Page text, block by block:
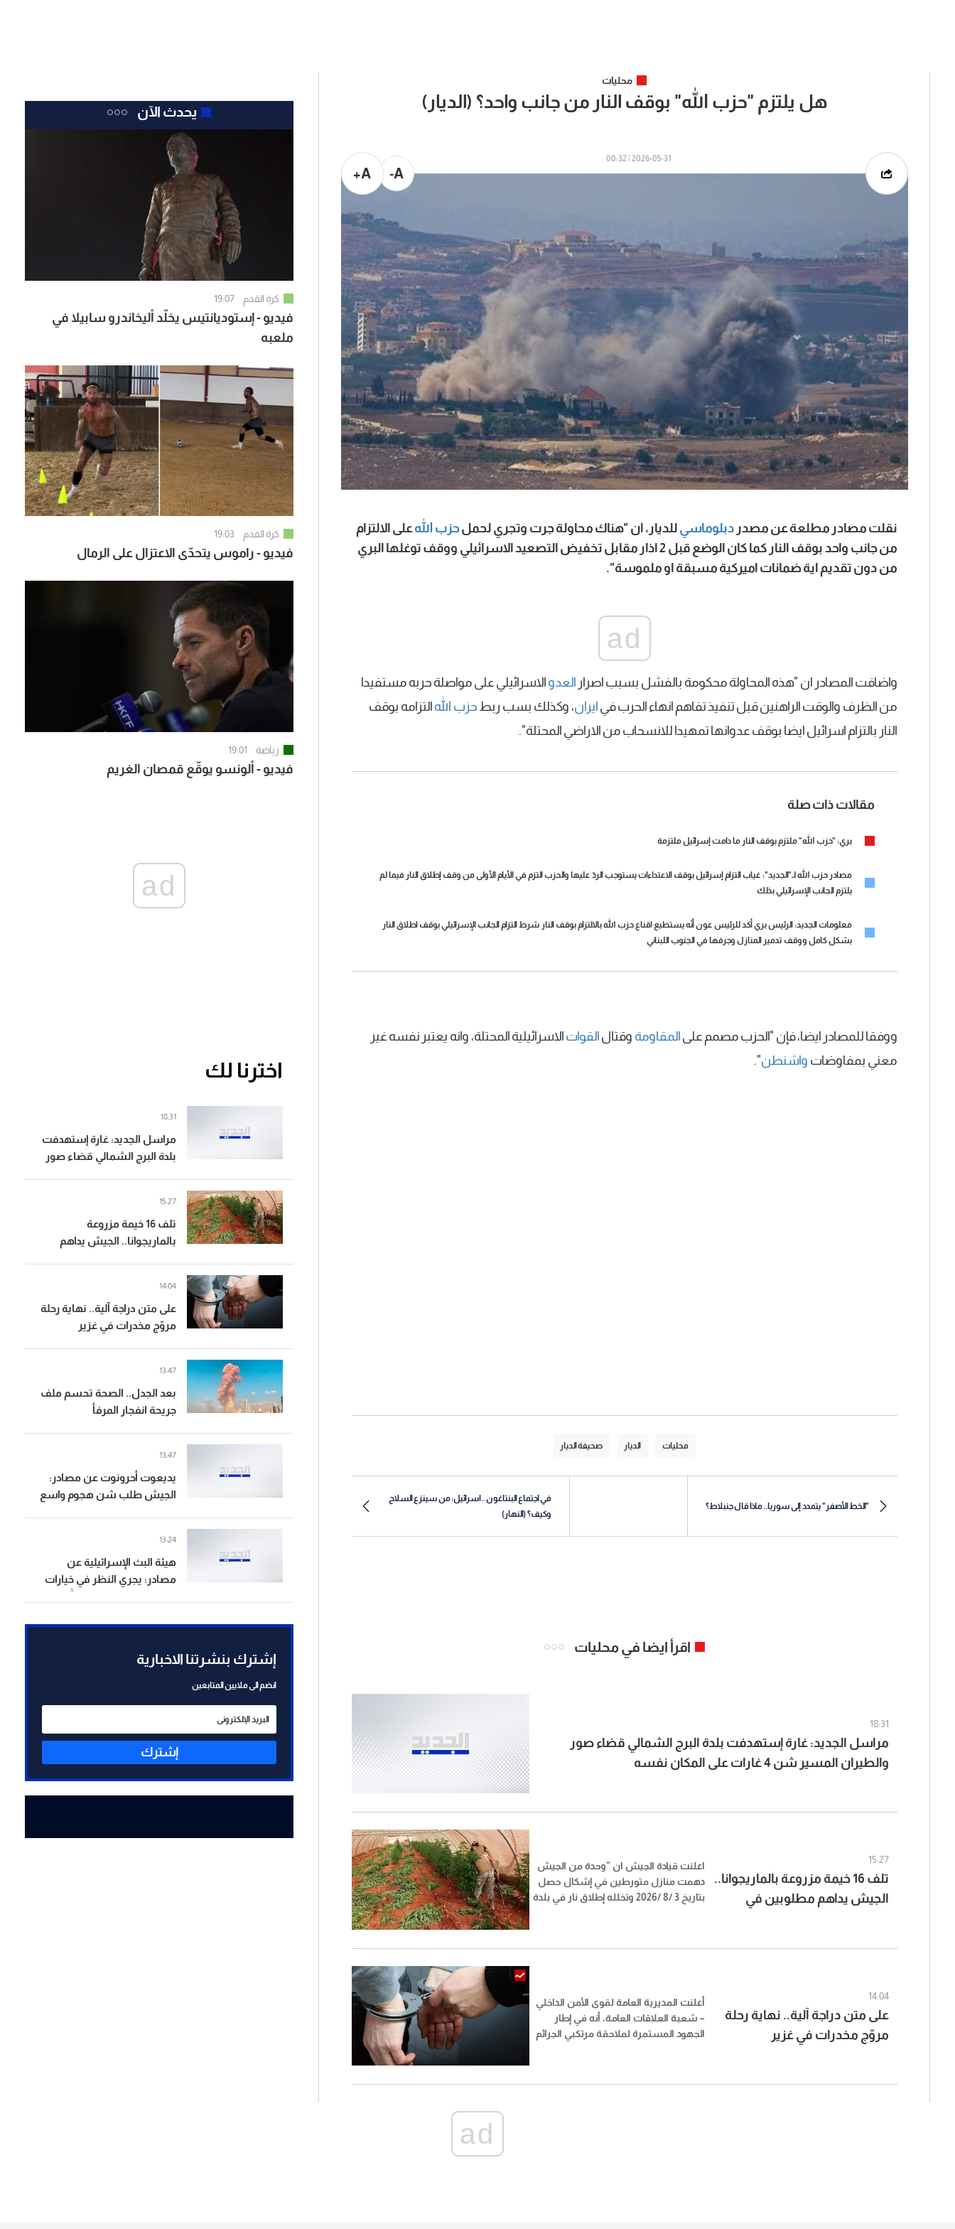
محليات
هل يلتزم "حزب الله" بوقف النار من جانب واحد؟ (الديار)
2026-05-31 | 00:32
A-
A+
نقلت مصادر مطلعة عن مصدر دبلوماسي للديار، ان "هناك محاولة جرت وتجري لحملحزب اللهعلى الالتزام
من جانب واحد بوقف النار كما كان الوضع قبل 2 اذار مقابل تخفيض التصعيد الاسرائيلي ووقف توغلها البري
من دون تقديم اية ضمانات اميركية مسبقة او ملموسة".
ad
واضافت المصادر ان "هذه المحاولة محكومة بالفشل بسبب اصرار العدو الاسرائيلي على مواصلة حربه مستفيدا
من الظرف والوقت الراهنين قبل تنفيذ تفاهم انهاء الحرب في ايران، وكذلك بسب ربط حزب الله التزامه بوقف
النار بالتزام اسرائيل ايضا بوقف عدوانها تمهيدا للانسحاب من الاراضي المحتلة".
مقالات ذات صلة
بري: "حزب الله" ملتزم بوقف النار ما دامت إسرائيل ملتزمة
مصادر حزب الله لـ"الجديد": غياب التزام إسرائيل بوقف الاعتداءات يستوجب الردّ عليها والحزب التزم في الأيام الأولى من وقف إطلاق النار فيما لم
يلتزم الجانب الإسرائيلي بذلك
معلومات الجديد: الرئيس بري أكد للرئيس عون أنّه يستطيع اقناع حزب الله بالالتزام بوقف النار شرط التزام الجانب الإسرائيلي بوقف اطلاق النار
بشكل كامل ووقف تدمير المنازل وجرفها في الجنوب اللبناني
ووفقا للمصادر ايضا، فإن "الحزب مصمم على المقاومة وقتال القوات الاسرائيلية المحتلة، وانه يعتبر نفسه غير
معني بمفاوضات واشنطن".
محليات الديار صحيفة الديار
"الخط الأصفر" يتمدد إلى سوريا.. ماذا قال جنبلاط؟
في اجتماع البنتاغون.. اسرائيل: من سينزع السلاح
وكيف؟ (النهار)
اقرأ ايضا في محليات
18:31
مراسل الجديد: غارة إستهدفت بلدة البرج الشمالي قضاء صور
والطيران المسير شن 4 غارات على المكان نفسه
15:27
تلف 16 خيمة مزروعة بالماريجوانا..
الجيش يداهم مطلوبين في
اعلنت قيادة الجيش ان "وحدة من الجيش
دهمت منازل متورطين في إشكال حصل
بتاريخ 3 /8 /2026 وتخلله إطلاق نار في بلدة
14:04
على متن دراجة آلية.. نهاية رحلة
مروّج مخدرات في غزير
أعلنت المديرية العامة لقوى الأمن الداخلي
– شعبة العلاقات العامة، أنه في إطار
الجهود المستمرة لملاحقة مرتكبي الجرائم
يحدث الآن
كرة القدم 19:07
فيديو - إستوديانتيس يخلّد أليخاندرو سابيلا في
ملعبه
كرة القدم 19:03
فيديو - راموس يتحدّى الاعتزال على الرمال
رياضة 19:01
فيديو - ألونسو يوقّع قمصان الغريم
ad
اخترنا لك
مراسل الجديد: غارة إستهدفت
بلدة البرج الشمالي قضاء صور
18:31
تلف 16 خيمة مزروعة
بالماريجوانا.. الجيش يداهم
15:27
على متن دراجة آلية.. نهاية رحلة
مروّج مخدرات في غزير
14:04
بعد الجدل.. الصحة تحسم ملف
جريحة انفجار المرفأ
13:47
يديعوت أحرونوت عن مصادر:
الجيش طلب شن هجوم واسع
الهجوم
13:47
هيئة البث الإسرائيلية عن
مصادر: يجري النظر في خيارات
السياسي للموافقة عليها
13:24
إشترك بنشرتنا الاخبارية
انضم الى ملايين المتابعين
إشترك
ad